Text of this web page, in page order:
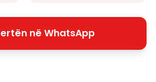
në WhatsApp